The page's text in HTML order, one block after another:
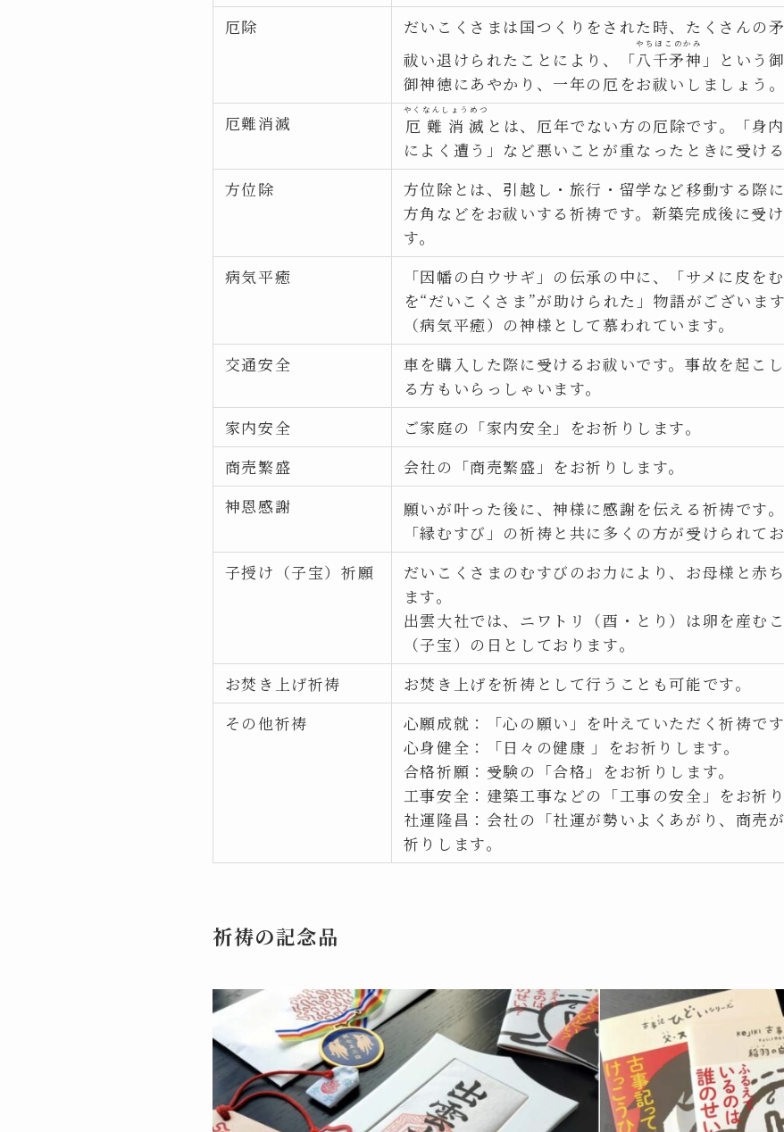
厄除
だいこくさまは国つくりをされた時、たくさんの
祓い退けられたことにより、「八千矛神
やちほこのかみ
」という
御神徳にあやかり、一年の厄をお祓いしましょう。
厄難消滅
厄難消滅
やくなんしょうめつ
とは、厄年でない方の厄除です。「身
によく遭う」など悪いことが重なったときに受ける
方位除
方位除とは、引越し・旅行・留学など移動する際
方角などをお祓いする祈祷です。新築完成後に受
す。
病気平癒
「因幡の白ウサギ」の伝承の中に、「サメに皮を
を“だいこくさま”が助けられた」物語がございま
（病気平癒）の神様として慕われています。
交通安全
車を購入した際に受けるお祓いです。事故を起こ
る方もいらっしゃいます。
家内安全
ご家庭の「家内安全」をお祈りします。
商売繁盛
会社の「商売繁盛」をお祈りします。
神恩感謝
願いが叶った後に、神様に感謝を伝える祈祷です。
「縁むすび」の祈祷と共に多くの方が受けられてお
子授け（子宝）祈願
だいこくさまのむすびのお力により、お母様と赤
ます。
出雲大社では、ニワトリ（酉・とり）は卵を産む
（子宝）の日としております。
お焚き上げ祈祷
お焚き上げを祈祷として行うことも可能です。
その他祈祷
心願成就：「心の願い」を叶えていただく祈祷です
心身健全：「日々の健康 」をお祈りします。
合格祈願：受験の「合格」をお祈りします。
工事安全：建築工事などの「工事の安全」をお祈り
社運隆昌：会社の「社運が勢いよくあがり、商売
祈りします。
祈祷の記念品